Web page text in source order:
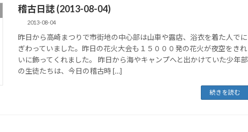
稽古日誌 (2013-08-04)
2013-08-04
昨日から高崎まつりで市街地の中心部は山車や露店、浴衣を着た人でに
ぎわっていました。昨日の花火大会も１５０００発の花火が夜空をきれ
いに飾ってくれました。 昨日から海やキャンプへと出かけていた少年部
の生徒たちは、今日の稽古時 […]
続きを読む